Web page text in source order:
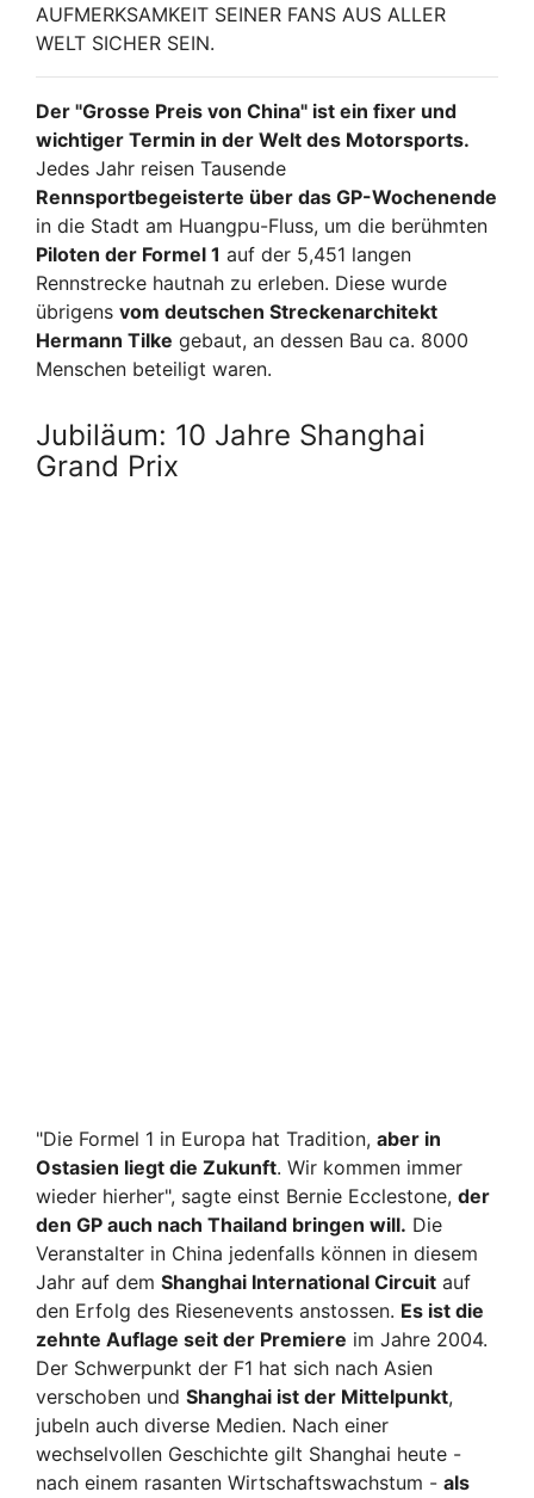
AUFMERKSAMKEIT SEINER FANS AUS ALLER
WELT SICHER SEIN.
Der "Grosse Preis von China" ist ein fixer und
wichtiger Termin in der Welt des Motorsports.
Jedes Jahr reisen Tausende
Rennsportbegeisterte über das GP-Wochenende
in die Stadt am Huangpu-Fluss, um die berühmten
Piloten der Formel 1 auf der 5,451 langen
Rennstrecke hautnah zu erleben. Diese wurde
übrigens vom deutschen Streckenarchitekt
Hermann Tilke gebaut, an dessen Bau ca. 8000
Menschen beteiligt waren.
Jubiläum: 10 Jahre Shanghai
Grand Prix
"Die Formel 1 in Europa hat Tradition, aber in
Ostasien liegt die Zukunft. Wir kommen immer
wieder hierher", sagte einst Bernie Ecclestone, der
den GP auch nach Thailand bringen will. Die
Veranstalter in China jedenfalls können in diesem
Jahr auf dem Shanghai International Circuit auf
den Erfolg des Riesenevents anstossen. Es ist die
zehnte Auflage seit der Premiere im Jahre 2004.
Der Schwerpunkt der F1 hat sich nach Asien
verschoben und Shanghai ist der Mittelpunkt,
jubeln auch diverse Medien. Nach einer
wechselvollen Geschichte gilt Shanghai heute -
nach einem rasanten Wirtschaftswachstum - als